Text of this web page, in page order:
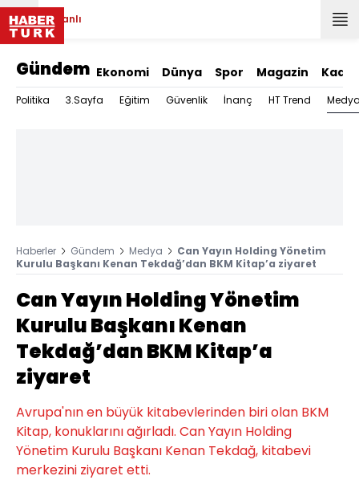
Canlı
Gündem Ekonomi Dünya Spor Magazin Kadın
Politika 3.Sayfa Eğitim Güvenlik İnanç HT Trend
Haberler Gündem Medya
Can Yayın Holding Yönetim
Kurulu Başkanı Kenan Tekdağ’dan BKM Kitap’a ziyaret
Can Yayın Holding Yönetim
Kurulu Başkanı Kenan
Tekdağ’dan BKM Kitap’a
ziyaret
Avrupa'nın en büyük kitabevlerinden biri olan BKM
Kitap, konuklarını ağırladı. Can Yayın Holding
Yönetim Kurulu Başkanı Kenan Tekdağ, kitabevi
merkezini ziyaret etti.